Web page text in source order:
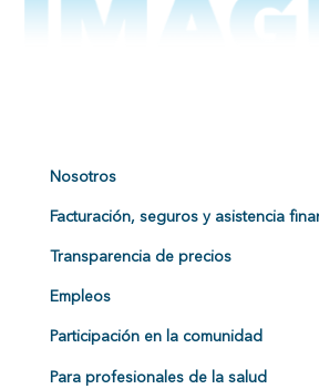
Nosotros
Facturación, seguros y asistencia
Transparencia de precios
Empleos
Participación en la comunidad
Para profesionales de la salud